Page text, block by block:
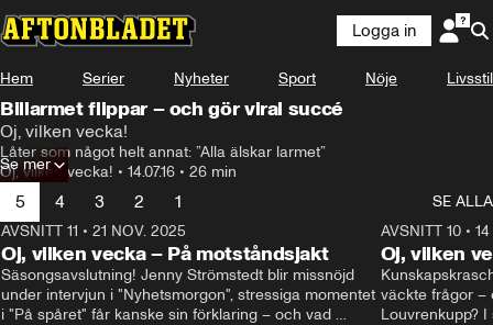
Logga in
Hem Serier Nyheter Sport Nöje Livsstil
Billarmet flippar – och gör viral succé
Oj, vilken vecka!
Låter som något helt annat: ”Alla älskar larmet”
Oj, vilken vecka! • 14.07.16 • 26 min
Se mer
5 4 3 2 1
SE ALLA
AVSNITT 11 • 21 NOV. 2025
Oj, vilken vecka – På motståndsjakt
Säsongsavslutning! Jenny Strömstedt blir missnöjd
under intervjun i "Nyhetsmorgon", stressiga momentet
i "På spåret" får kanske sin förklaring – och vad
AVSNITT 10•
Oj, vilken
väckte frågor –
Louvrenkupp?